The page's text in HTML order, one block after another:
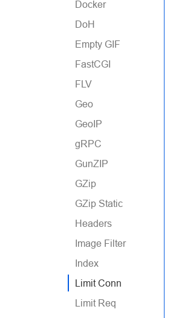
Docker
DoH
Empty GIF
FastCGI
FLV
Geo
GeoIP
gRPC
GunZIP
GZip
GZip Static
Headers
Image Filter
Index
Limit Conn
Limit Req